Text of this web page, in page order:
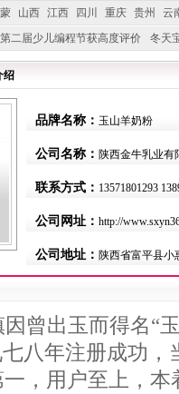
山西 江西 四川 重庆 贵州
云
二届少儿编程节获高度评价
冬天
竟母婴产品比较特殊。”
妇幼广场
绍
品牌名称： 玉山羊奶粉
公司名称： 陕西金牛乳业有
联系方式： 13571801293
公司网址： http://
公司地址： 陕西省富平县小
曾出玉而得名“
八年注册成功，
，用户至上，